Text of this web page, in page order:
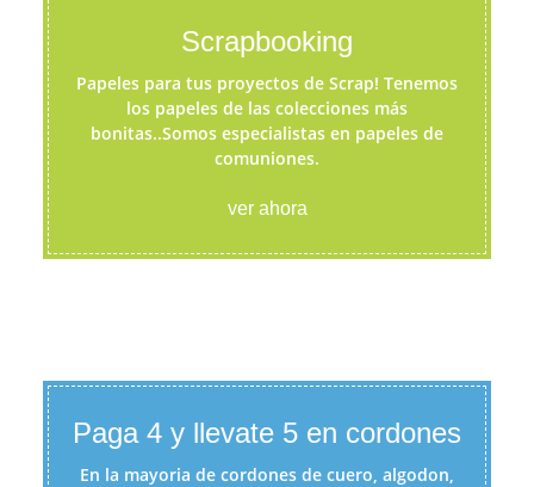
Scrapbooking
Papeles para tus proyectos de Scrap! Tenemos
los papeles de las colecciones más
bonitas..Somos especialistas en papeles de
comuniones.
ver ahora
Paga 4 y llevate 5 en cordones
En la mayoria de cordones de cuero, algodon,